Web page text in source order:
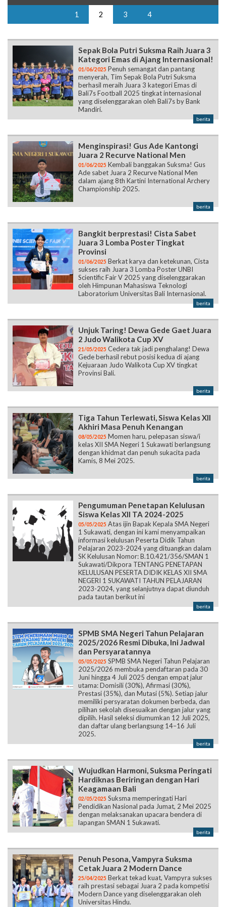
1 2 3 4
Sepak Bola Putri Suksma Raih Juara 3
Kategori Emas di Ajang Internasional!
01/06/2025 Penuh semangat dan pantang
menyerah, Tim Sepak Bola Putri Suksma
berhasil meraih Juara 3 kategori Emas di
Bali7s Football 2025 tingkat internasional
yang diselenggarakan oleh Bali7s by Bank
Mandiri.
berita
Menginspirasi! Gus Ade Kantongi
Juara 2 Recurve National Men
01/06/2025 Kembali banggakan Suksma! Gus
Ade sabet Juara 2 Recurve National Men
dalam ajang 8th Kartini International Archery
Championship 2025.
berita
Bangkit berprestasi! Cista Sabet
Juara 3 Lomba Poster Tingkat
Provinsi
01/06/2025 Berkat karya dan ketekunan, Cista
sukses raih Juara 3 Lomba Poster UNBI
Scientific Fair V 2025 yang diselenggarakan
oleh Himpunan Mahasiswa Teknologi
Laboratorium Universitas Bali Internasional.
berita
Unjuk Taring! Dewa Gede Gaet Juara
2 Judo Walikota Cup XV
21/05/2025 Cedera tak jadi penghalang! Dewa
Gede berhasil rebut posisi kedua di ajang
Kejuaraan Judo Walikota Cup XV tingkat
Provinsi Bali.
berita
Tiga Tahun Terlewati, Siswa Kelas XII
Akhiri Masa Penuh Kenangan
08/05/2025 Momen haru, pelepasan siswa/i
kelas XII SMA Negeri 1 Sukawati berlangsung
dengan khidmat dan penuh sukacita pada
Kamis, 8 Mei 2025.
berita
Pengumuman Penetapan Kelulusan
Siswa Kelas XII TA 2024-2025
05/05/2025 Atas ijin Bapak Kepala SMA Negeri
1 Sukawati, dengan ini kami menyampaikan
informasi kelulusan Peserta Didik Tahun
Pelajaran 2023-2024 yang dituangkan dalam
SK Kelulusan Nomor: B.10.421/356/SMAN 1
Sukawati/Dikpora TENTANG PENETAPAN
KELULUSAN PESERTA DIDIK KELAS XII SMA
NEGERI 1 SUKAWATI TAHUN PELAJARAN
2023-2024, yang selanjutnya dapat diunduh
pada tautan berikut ini
berita
SPMB SMA Negeri Tahun Pelajaran
2025/2026 Resmi Dibuka, Ini Jadwal
dan Persyaratannya
05/05/2025 SPMB SMA Negeri Tahun Pelajaran
2025/2026 membuka pendaftaran pada 30
Juni hingga 4 Juli 2025 dengan empat jalur
utama: Domisili (30%), Afirmasi (30%),
Prestasi (35%), dan Mutasi (5%). Setiap jalur
memiliki persyaratan dokumen berbeda, dan
pilihan sekolah disesuaikan dengan jalur yang
dipilih. Hasil seleksi diumumkan 12 Juli 2025,
dan daftar ulang berlangsung 14–16 Juli
2025.
berita
Wujudkan Harmoni, Suksma Peringati
Hardiknas Beriringan dengan Hari
Keagamaan Bali
02/05/2025 Suksma memperingati Hari
Pendidikan Nasional pada Jumat, 2 Mei 2025
dengan melaksanakan upacara bendera di
lapangan SMAN 1 Sukawati.
berita
Penuh Pesona, Vampyra Suksma
Cetak Juara 2 Modern Dance
25/04/2025 Berkat tekad kuat, Vampyra sukses
raih prestasi sebagai Juara 2 pada kompetisi
Modern Dance yang diselenggarakan oleh
Universitas Hindu.